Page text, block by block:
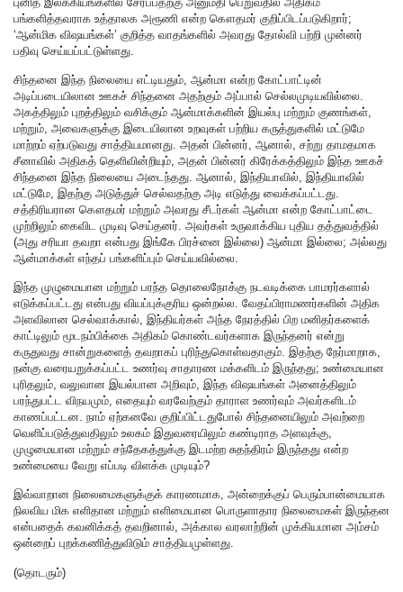
பங்களித்தவராக உத்தாலக அரூணி என்ற கௌதமர் குறிப்பிடப்படுகிறார்;
‘ஆன்மிக விஷயங்கள்’ குறித்த வாதங்களில் அவரது தோல்வி பற்றி முன்னர்
பதிவு செய்யப்பட்டுள்ளது.
சிந்தனை இந்த நிலையை எட்டியதும், ஆன்மா என்ற கோட்பாட்டின்
அடிப்படையிலான ஊகச் சிந்தனை அதற்கும் அப்பால் செல்லமுடியவில்லை.
அகத்திலும் புறத்திலும் வசிக்கும் ஆன்மாக்களின் இயல்பு மற்றும் குணங்கள்,
மற்றும், அவைகளுக்கு இடையிலான உறவுகள் பற்றிய கருத்துகளில் மட்டுமே
மாற்றம் ஏற்படுவது சாத்தியமானது. அதன் பின்னர், ஆனால், சற்று தாமதமாக
சீனாவில் அதிகத் தெளிவின்றியும், அதன் பின்னர் கிரேக்கத்திலும் இந்த ஊகச்
சிந்தனை இந்த நிலையை அடைந்தது. ஆனால், இந்தியாவில், இந்தியாவில்
மட்டுமே, இதற்கு அடுத்துச் செல்வதற்கு அடி எடுத்து வைக்கப்பட்டது.
சத்திரியரான கௌதமர் மற்றும் அவரது சீடர்கள் ஆன்மா என்ற கோட்பாட்டை
முற்றிலும் கைவிட முடிவு செய்தனர். அவர்கள் உருவாக்கிய புதிய தத்துவத்தில்
(அது சரியா தவறா என்பது இங்கே பிரச்னை இல்லை) ஆன்மா இல்லை; அல்லது
ஆன்மாக்கள் எந்தப் பங்களிப்பும் செய்யவில்லை.
இந்த முழுமையான மற்றும் பரந்த தொலைநோக்கு நடவடிக்கை பாமரர்களால்
எடுக்கப்பட்டது என்பது வியப்புக்குரிய ஒன்றல்ல. வேதப்பிராமணர்களின் அதிக
அளவிலான செல்வாக்கால், இந்தியர்கள் அந்த நேரத்தில் பிற மனிதர்களைக்
காட்டிலும் மூடநம்பிக்கை அதிகம் கொண்டவர்களாக இருந்தனர் என்று
கருதுவது சான்றுகளைத் தவறாகப் புரிந்துகொள்வதாகும். இதற்கு நேர்மாறாக,
நன்கு வரையறுக்கப்பட்ட உணர்வு சாதாரண மக்களிடம் இருந்தது; உண்மையான
புரிதலும், வலுவான இயல்பான அறிவும், இந்த விஷயங்கள் அனைத்திலும்
பரந்துபட்ட விநயமும், எதையும் வரவேற்கும் தாராள உணர்வும் அவர்களிடம்
காணப்பட்டன. நாம் ஏற்கனவே குறிப்பிட்டதுபோல் சிந்தனையிலும் அவற்றை
வெளிப்படுத்துவதிலும் உலகம் இதுவரையிலும் கண்டிராத அளவுக்கு,
முழுமையான மற்றும் சந்தேகத்துக்கு இடமற்ற சுதந்திரம் இருந்தது என்ற
உண்மையை வேறு எப்படி விளக்க முடியும்?
இவ்வாறான நிலைமைகளுக்குக் காரணமாக, அன்றைக்குப் பெரும்பான்மையாக
நிலவிய மிக எளிதான மற்றும் எளிமையான பொருளாதார நிலைமைகள் இருந்தன
என்பதைக் கவனிக்கத் தவறினால், அக்கால வரலாற்றின் முக்கியமான அம்சம்
ஒன்றைப் புறக்கணித்துவிடும் சாத்தியமுள்ளது.
(தொடரும்)